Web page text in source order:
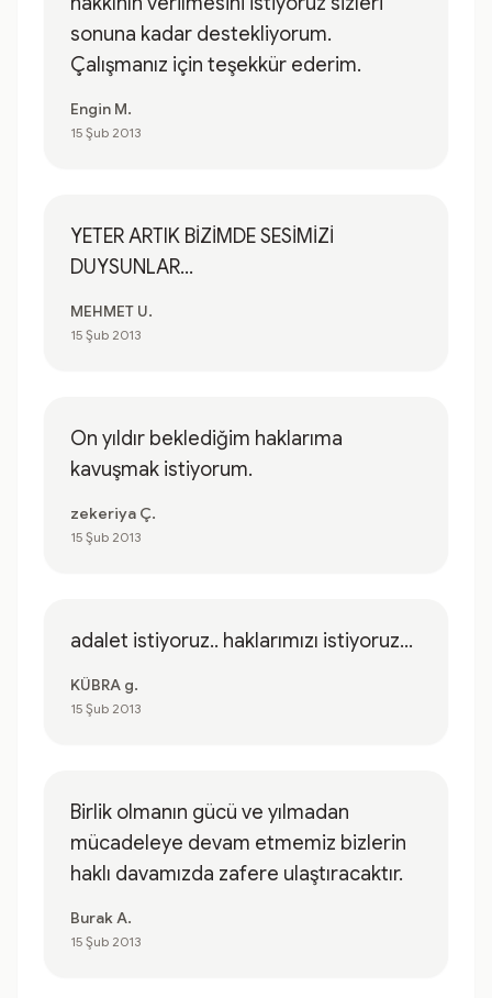
sonuna kadar destekliyorum.
Çalışmanız için teşekkür ederim.
Engin M.
15 Şub 2013
YETER ARTIK BİZİMDE SESİMİZİ
DUYSUNLAR...
MEHMET U.
15 Şub 2013
On yıldır beklediğim haklarıma
kavuşmak istiyorum.
zekeriya Ç.
15 Şub 2013
adalet istiyoruz.. haklarımızı istiyoruz...
KÜBRA g.
15 Şub 2013
Birlik olmanın gücü ve yılmadan
mücadeleye devam etmemiz bizlerin
haklı davamızda zafere ulaştıracaktır.
Burak A.
15 Şub 2013